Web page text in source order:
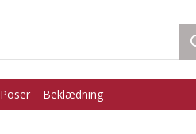
Poser Beklædning